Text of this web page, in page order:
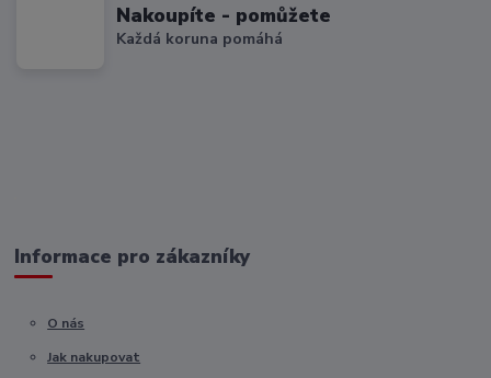
Nakoupíte - pomůžete
Každá koruna pomáhá
Informace pro zákazníky
O nás
Jak nakupovat